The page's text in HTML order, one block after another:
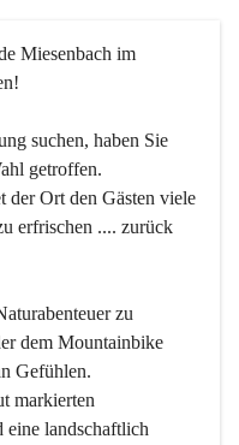
Miesenbach im
suchen, haben Sie
getroffen.
der Ort den Gästen viele
erfrischen .... zurück
zu
dem Mountainbike
Gefühlen.
markierten
eine landschaftlich